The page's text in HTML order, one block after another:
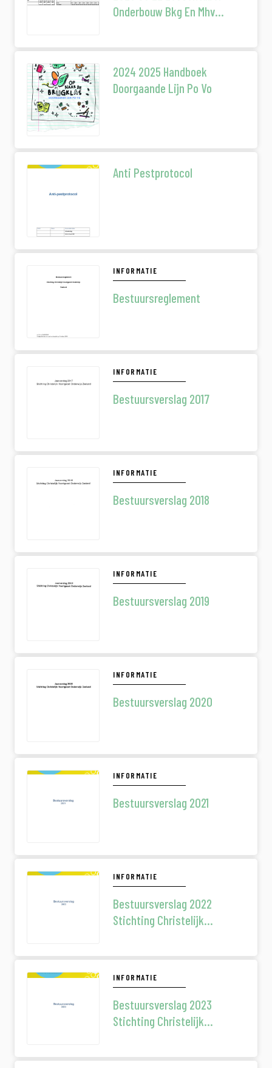
Onderbouw Bkg En Mhv
2024 2025 Handboek
Doorgaande Lijn Po Vo
Anti Pestprotocol
INFORMATIE
Bestuursreglement
INFORMATIE
Bestuursverslag 2017
INFORMATIE
Bestuursverslag 2018
INFORMATIE
Bestuursverslag 2019
INFORMATIE
Bestuursverslag 2020
INFORMATIE
Bestuursverslag 2021
INFORMATIE
Bestuursverslag 2022
Stichting Christelijk
Zeeland 4 1
INFORMATIE
Bestuursverslag 2023
Stichting Christelijk
Zeeland